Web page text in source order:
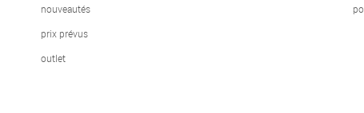
nouveautés
prix prévus
outlet